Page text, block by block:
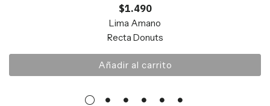
$1.490
Lima Amano
Recta Donuts
Añadir al carrito